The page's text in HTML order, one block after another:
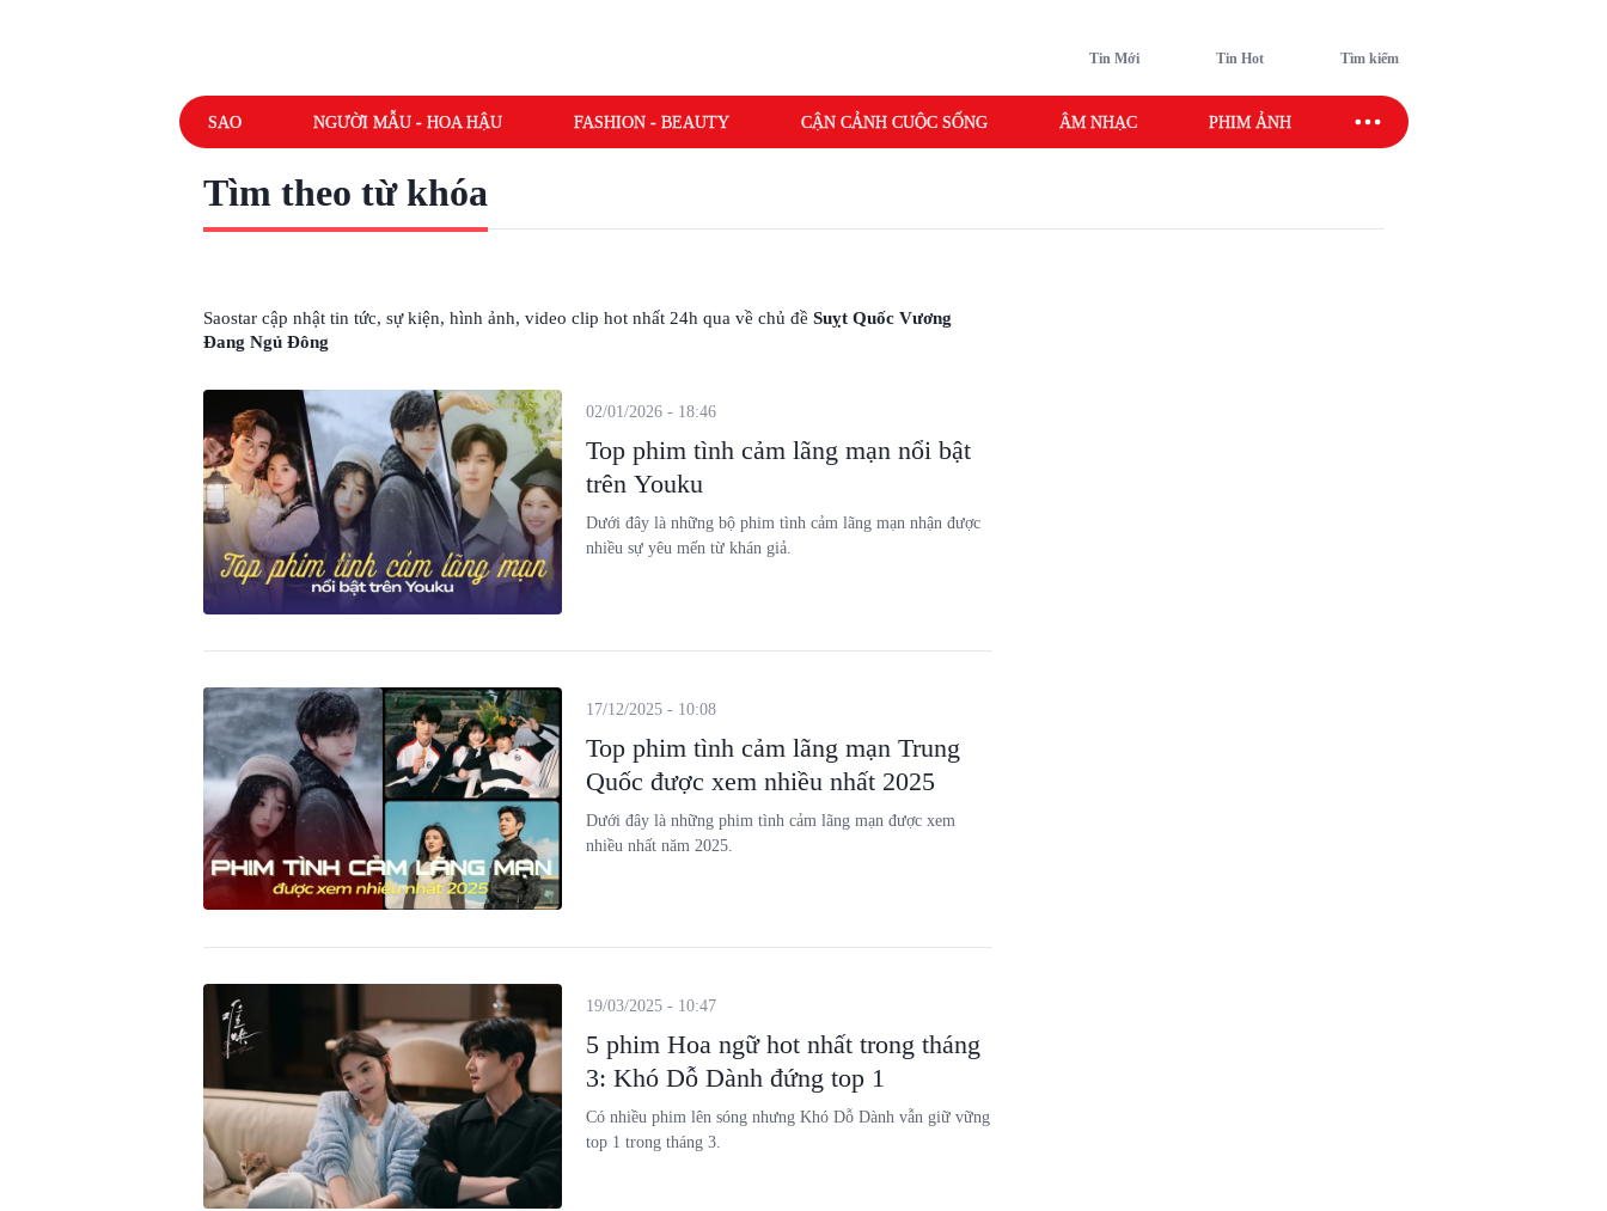
Tin Mới Tin Hot Tìm kiếm
SAO NGƯỜI MẪU - HOA HẬU FASHION - BEAUTY CẬN CẢNH CUỘC SỐNG ÂM NHẠC PHIM ẢNH SAO SPORT
Tìm theo từ khóa
Saostar cập nhật tin tức, sự kiện, hình ảnh, video clip hot nhất 24h qua về chủ đề Suỵt Quốc Vương
Đang Ngủ Đông
Top phim tình cảm lãng mạn nổi bật
trên Youku
02/01/2026 - 18:46
Dưới đây là những bộ phim tình cảm lãng mạn nhận được
nhiều sự yêu mến từ khán giả.
Top phim tình cảm lãng mạn Trung
Quốc được xem nhiều nhất 2025
17/12/2025 - 10:08
Dưới đây là những phim tình cảm lãng mạn được xem
nhiều nhất năm 2025.
5 phim Hoa ngữ hot nhất trong tháng
3: Khó Dỗ Dành đứng top 1
19/03/2025 - 10:47
Có nhiều phim lên sóng nhưng Khó Dỗ Dành vẫn giữ vững
top 1 trong tháng 3.